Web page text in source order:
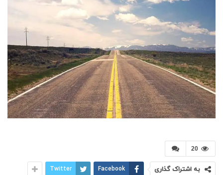
20
به اشتراک گذاری Facebook
Twitter